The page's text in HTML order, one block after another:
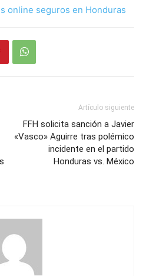
online seguros en Honduras
Artículo siguiente
FFH solicita sanción a Javier
«Vasco» Aguirre tras polémico
incidente en el partido
Honduras vs. México